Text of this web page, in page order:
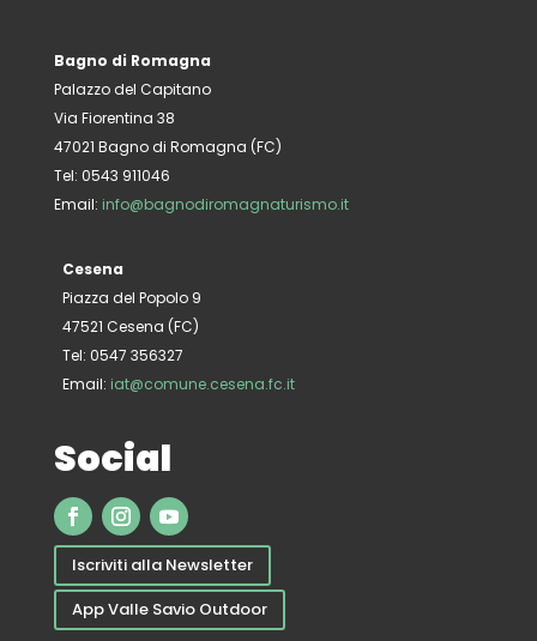
Bagno di Romagna
Palazzo del Capitano
Via Fiorentina 38
47021 Bagno di Romagna (FC)
Tel: 0543 911046
Email: info@bagnodiromagnaturismo.it
Cesena
Piazza del Popolo 9
47521 Cesena (FC)
Tel: 0547 356327
Email: iat@comune.cesena.fc.it
Social
Iscriviti alla Newsletter
App Valle Savio Outdoor